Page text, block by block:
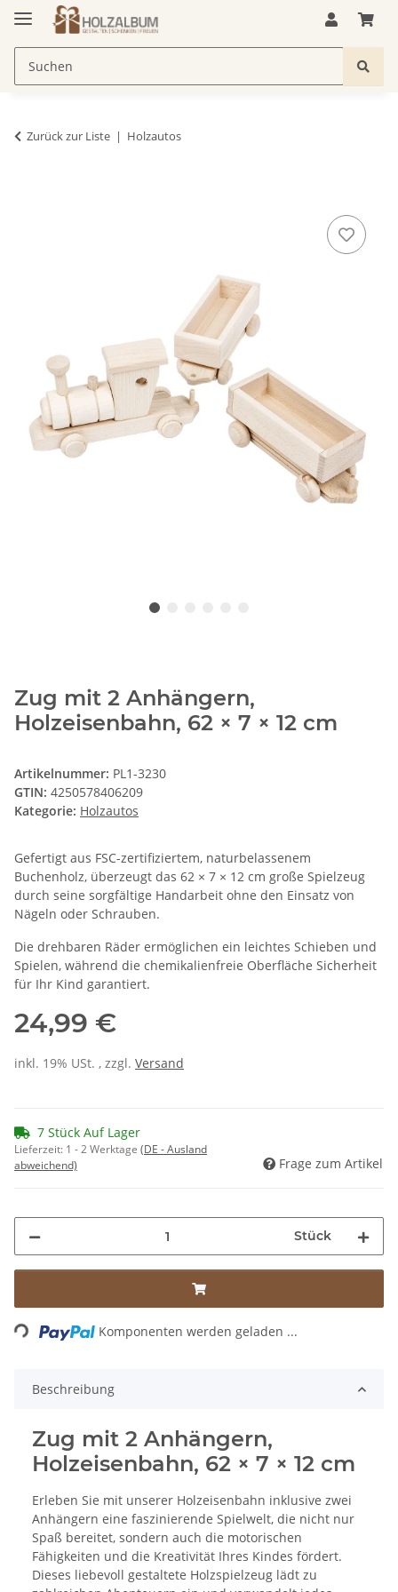
Zurück zur Liste Holzautos
Zug mit 2 Anhängern,
Holzeisenbahn, 62 × 7 × 12 cm
Artikelnummer: PL1-3230
GTIN: 4250578406209
Kategorie: Holzautos
Gefertigt aus FSC-zertifiziertem, naturbelassenem
Buchenholz, überzeugt das 62 × 7 × 12 cm große Spielzeug
durch seine sorgfältige Handarbeit ohne den Einsatz von
Nägeln oder Schrauben.
Die drehbaren Räder ermöglichen ein leichtes Schieben und
Spielen, während die chemikalienfreie Oberfläche Sicherheit
für Ihr Kind garantiert.
24,99 €
inkl. 19% USt. , zzgl. Versand
7 Stück Auf Lager
Lieferzeit: 1 - 2 Werktage (DE - Ausland
abweichend)
Frage zum Artikel
Stück
Loading... Komponenten werden geladen ...
Beschreibung
Zug mit 2 Anhängern,
Holzeisenbahn, 62 × 7 × 12 cm
Erleben Sie mit unserer Holzeisenbahn inklusive zwei
Anhängern eine faszinierende Spielwelt, die nicht nur
Spaß bereitet, sondern auch die motorischen
Fähigkeiten und die Kreativität Ihres Kindes fördert.
Dieses liebevoll gestaltete Holzspielzeug lädt zu